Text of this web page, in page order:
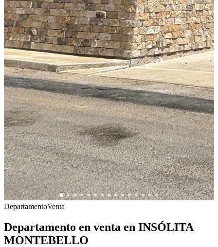
DepartamentoVenta
Departamento en venta en INSÓLITA
MONTEBELLO